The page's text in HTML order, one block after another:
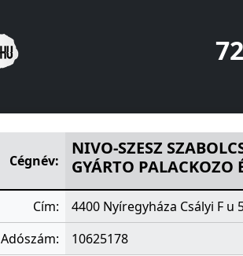
NIVO-SZESZ SZABOLCS-SZATMÁRI
Cégnév:
NIVO-SZESZ
GYÁRTO
Cím:
4400 Nyíregyháza Csályi F u
Adószám:
10625178